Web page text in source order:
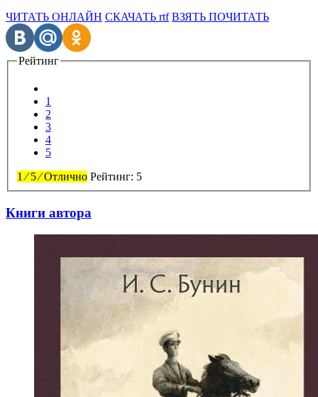
ЧИТАТЬ ОНЛАЙН СКАЧАТЬ rtf ВЗЯТЬ ПОЧИТАТЬ
Рейтинг
1
2
3
4
5
1⁄5⁄Отлично Рейтинг: 5
Книги автора